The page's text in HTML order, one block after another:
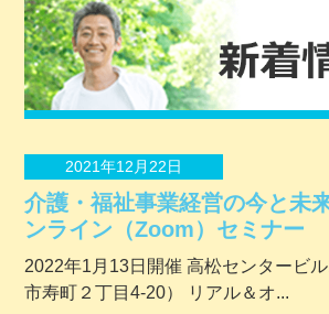
2021年12月22日
介護・福祉事業経営の今と未
ンライン（Zoom）セミナー
2022年1月13日開催 ⾼松センタービ
市寿町２丁⽬4-20） リアル＆オ...